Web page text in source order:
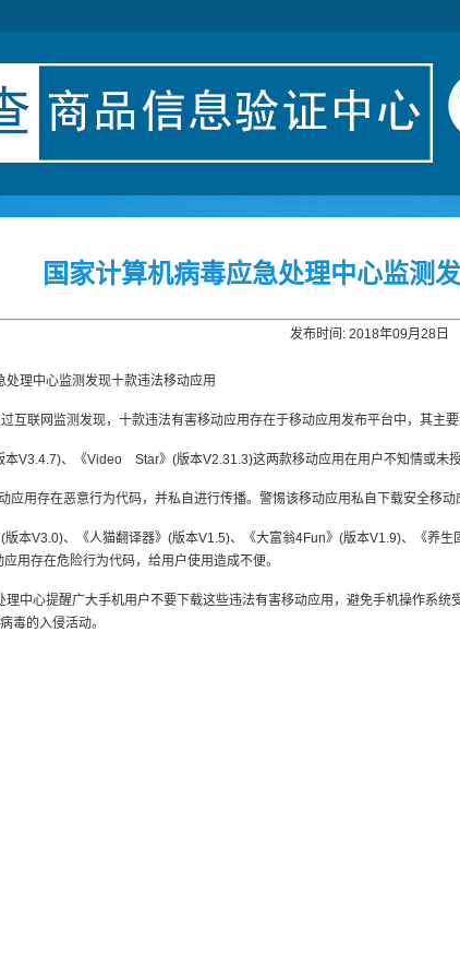
国家计算机病毒应急处理中心监测
发布时间: 2018年09月28日
理中心监测发现十款违法移动应用
互联网监测发现，十款违法有害移动应用存在于移动应用发布平台中，其主
V3.4.7)、《Video Star》(版本V2.31.3)这两款移动应用在用户不知情或未
应用存在恶意行为代码，并私自进行传播。警惕该移动应用私自下载安全移
本V3.0)、《人猫翻译器》(版本V1.5)、《大富翁4Fun》(版本V1.9)、《养
用存在危险行为代码，给用户使用造成不便。
中心提醒广大手机用户不要下载这些违法有害移动应用，避免手机操作系
毒的入侵活动。